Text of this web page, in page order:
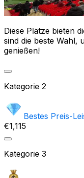
Diese Plätze bieten
sind die beste Wahl,
genießen!
Kategorie 2
Bestes Preis-
€1,115
Kategorie 3